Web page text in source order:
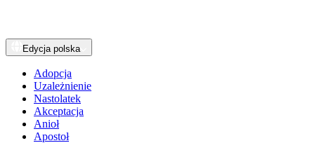
Edycja polska
Adopcja
Uzależnienie
Nastolatek
Akceptacja
Anioł
Apostoł